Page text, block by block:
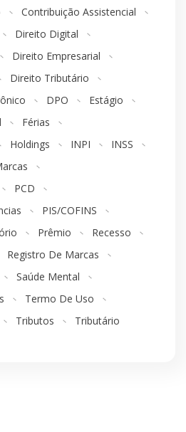
Contribuição Assistencial
Direito Digital
Direito Empresarial
Direito Tributário
DPO
Estágio
Férias
Holdings INPI
INSS
PCD
PIS/COFINS
Prêmio
Recesso
Registro De Marcas
Saúde Mental
Termo De Uso
Tributos Tributário